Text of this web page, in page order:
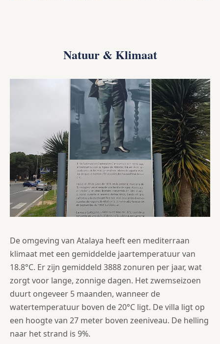
Natuur & Klimaat
De omgeving van Atalaya heeft een mediterraan
klimaat met een gemiddelde jaartemperatuur van
18.8°C. Er zijn gemiddeld 3888 zonuren per jaar, wat
zorgt voor lange, zonnige dagen. Het zwemseizoen
duurt ongeveer 5 maanden, wanneer de
watertemperatuur boven de 20°C ligt. De villa ligt op
een hoogte van 27 meter boven zeeniveau. De helling
naar het strand is 9%.